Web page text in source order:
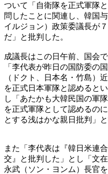
ついて「自衛隊を正式軍隊
問したことに関連し、韓国
イルジョン）政策委議長が
だ」と批判した。
成議長はこの日午前、国会
「李代表が昨日の国防委の
（ドクト、日本名・竹島）
を正式日本軍隊と認めると
し「あたかも大韓民国の軍
を正式軍隊として認めるの
とする浅はかな親日批判」と
また「李代表は『韓日米連
交』と批判した」とし「文
永武（ソン・ヨンム）長官